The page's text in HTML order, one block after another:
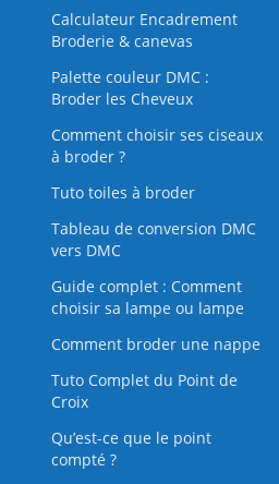
Calculateur Encadrement
Broderie & canevas
Palette couleur DMC :
Broder les Cheveux
Comment choisir ses ciseaux
à broder ?
Tuto toiles à broder
Tableau de conversion DMC
vers DMC
Guide complet : Comment
choisir sa lampe ou lampe
Comment broder une nappe
Tuto Complet du Point de
Croix
Qu’est-ce que le point
compté ?